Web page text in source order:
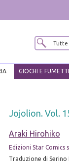
GIOCHI E FUMETTI
Jojolion. Vol.
Araki Hirohiko
Edizioni Star Comics
Traduzione di Serino